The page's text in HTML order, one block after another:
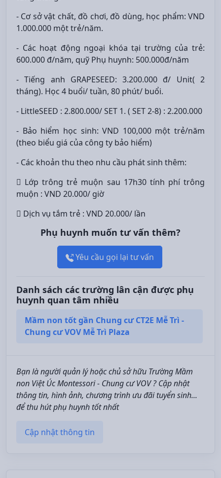
- Cơ sở vật chất, đồ chơi, đồ dùng, học phẩm: VND
1.000.000 một trẻ/năm.
- Các hoạt động ngoại khóa tại trường của trẻ:
600.000 đ/năm, quỹ Phụ huynh: 500.000đ/năm
- Tiếng anh GRAPESEED: 3.200.000 đ/ Unit( 2
tháng). Học 4 buổi/ tuần, 80 phút/ buổi.
- LittleSEED : 2.800.000/ SET 1. ( SET 2-8) : 2.200.000
- Bảo hiểm học sinh: VND 100,000 một trẻ/năm
(theo biểu giá của công ty bảo hiểm)
- Các khoản thu theo nhu cầu phát sinh thêm:
 Lớp trông trẻ muộn sau 17h30 tính phí trông
muộn : VND 20.000/ giờ
 Dịch vụ tắm trẻ : VND 20.000/ lần
Phụ huynh muốn tư vấn thêm?
Yêu cầu gọi lại tư vấn
Danh sách các trường lân cận được phụ
huynh quan tâm nhiều
Mầm non tốt gần Chung cư CT2E Mễ Trì -
Chung cư VOV Mễ Trì Plaza
Bạn là người quản lý hoặc chủ sở hữu Trường Mầm
non Việt Úc Montessori - Chung cư VOV ? Cập nhật
thông tin, hình ảnh, chương trình ưu đãi tuyển sinh...
để thu hút phụ huynh tốt nhất
Cập nhật thông tin